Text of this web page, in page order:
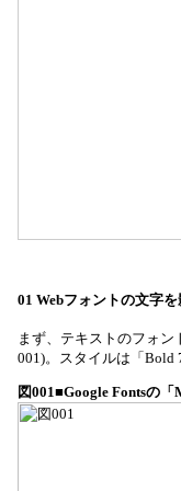
01 Webフォントの文字
まず、テキストのフォ
001)。スタイルは「Bold
図001■Google Fontsの「